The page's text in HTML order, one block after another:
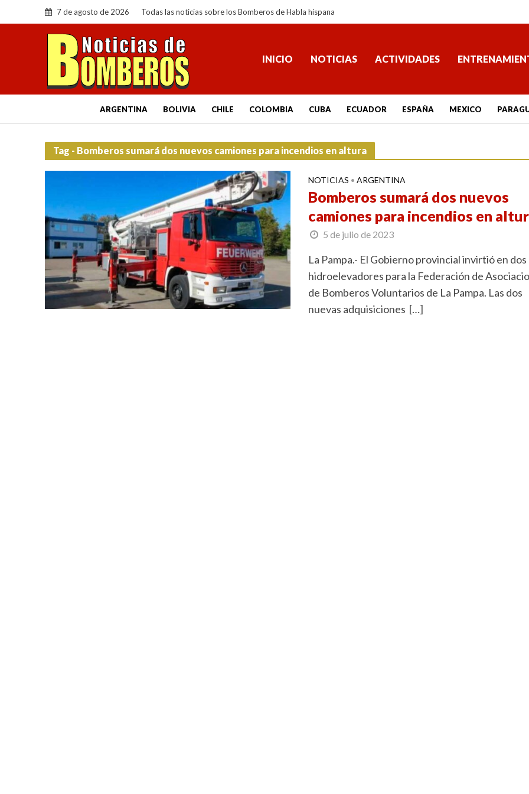
7 de agosto de 2026 Todas las noticias sobre los Bomberos de Habla hispana
INICIO NOTICIAS ACTIVIDADES
ARGENTINA BOLIVIA CHILE COLOMBIA CUBA ECUADOR ESPAÑA MEXICO
Tag - Bomberos sumará dos nuevos camiones para incendios en altura
NOTICIAS • ARGENTINA
Bomberos sumará dos nuevos
camiones para incendios en
5 de julio de 2023
La Pampa.- El Gobierno provincial invirtió en dos
hidroelevadores para la Federación de
de Bomberos Voluntarios de La Pampa. Las dos
nuevas adquisiciones […]